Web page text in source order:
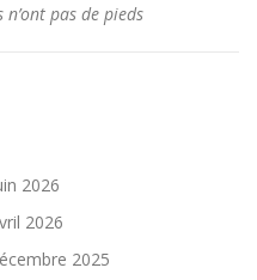
n’ont pas de pieds
2026
2026
2025